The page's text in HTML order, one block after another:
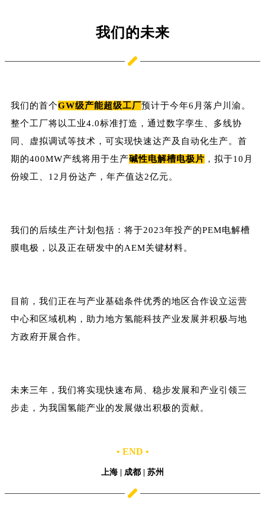
我们的未来
我们的首个GW级产能超级工厂预计于今年6月 落户川渝。
整个工厂将以工业4.0标准打造， 通过数字孪生、多线协
同、虚拟调试等技术，可实现快速达产及自动化生产。 首
期的400MW产线将用于生产碱性电解槽电极片 ，拟于10月
份竣工、12月份达产，年产值达2亿元。
我们的后续生产计划包括：将于2023年投产的PEM电解槽
膜电极，以及正在研发中的AEM关键材料。
目前，我们正在与产业基础条件优秀的地区合作设立运营
中心和区域机构，助力地方氢能科技产业发展并积极与地
方政府开展合作。
未来三年，我们将实现快速布局、稳步发展和产业引领三
步走，为我国氢能产业的发展做出积极的贡献。
• END •
上海 | 成都 | 苏州